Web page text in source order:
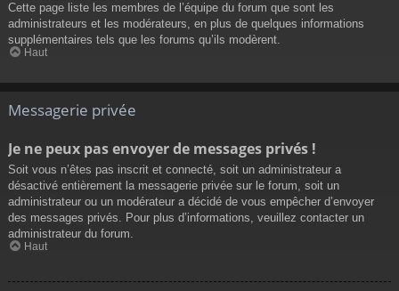
Cette page liste les membres de l’équipe du forum que sont les
administrateurs et les modérateurs, en plus de quelques informations
supplémentaires tels que les forums qu’ils modèrent.
Haut
Messagerie privée
Je ne peux pas envoyer de messages privés !
Soit vous n’êtes pas inscrit et connecté, soit un administrateur a
désactivé entièrement la messagerie privée sur le forum, soit un
administrateur ou un modérateur a décidé de vous empêcher d’envoyer
des messages privés. Pour plus d’informations, veuillez contacter un
administrateur du forum.
Haut